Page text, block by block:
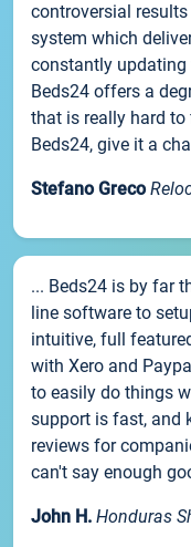
controversial
system which
constantly updating
Beds24 offers a
that is really hard to
Beds24, give it a
Stefano Greco
... Beds24 is by far
line software to
intuitive, full
with Xero and
to easily do things
support is fast, and
reviews for
can't say enough
John H. Honduras